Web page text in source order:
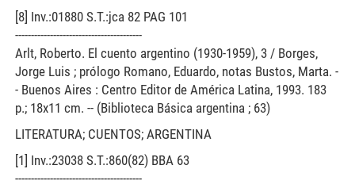
[8] Inv.:01880 S.T.:jca 82 PAG 101
----------------------------------------
Arlt, Roberto. El cuento argentino (1930-1959), 3 / Borges,
Jorge Luis ; prólogo Romano, Eduardo, notas Bustos, Marta. -
- Buenos Aires : Centro Editor de América Latina, 1993. 183
p.; 18x11 cm. -- (Biblioteca Básica argentina ; 63)
LITERATURA; CUENTOS; ARGENTINA
[1] Inv.:23038 S.T.:860(82) BBA 63
----------------------------------------